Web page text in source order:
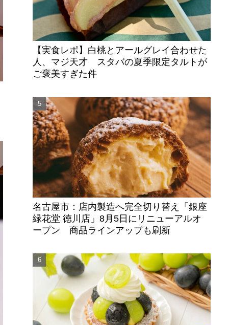
【実食レポ】白桃とアールグレイ合わせた
人、マジ天才 スタバの夏季限定タルトが
ご褒美すぎた件
名古屋市：店内製造へ完全切り替え「銀座
緑花堂 徳川店」8月5日にリニューアルオ
ープン 商品ラインアップも刷新